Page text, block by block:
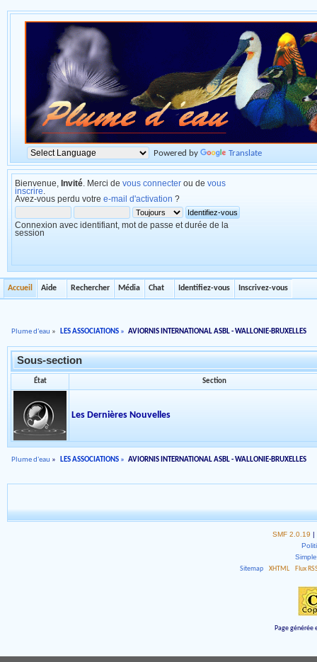
Powered by Translate
Bienvenue, Invité . Merci de vous connecter ou de vous
inscrire
Avez-vous perdu votre e-mail d'activation ?
Connexion avec identifiant, mot de passe et durée de la
session
Accueil Aide Rechercher Média Chat Identifiez-vous Inscrivez-vous
Plume d'eau » LES ASSOCIATIONS» AVIORNIS INTERNATIONAL ASBL - WALLONIE-BRUXELLES
Sous-section
État Section
Les Dernières Nouvelles
Plume d'eau » LES ASSOCIATIONS» AVIORNIS INTERNATIONAL ASBL - WALLONIE-BRUXELLES
SMF 2.0.19 |
Sitemap
XHTML Flux
Page générée